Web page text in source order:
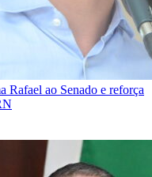
Rafael ao Senado e reforça